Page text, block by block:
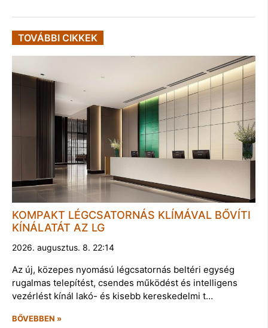
TOVÁBBI CIKKEK
KOMPAKT LÉGCSATORNÁS KLÍMÁVAL BŐVÍTI
KÍNÁLATÁT AZ LG
2026. augusztus. 8. 22:14
Az új, közepes nyomású légcsatornás beltéri egység
rugalmas telepítést, csendes működést és intelligens
vezérlést kínál lakó- és kisebb kereskedelmi t…
BŐVEBBEN »